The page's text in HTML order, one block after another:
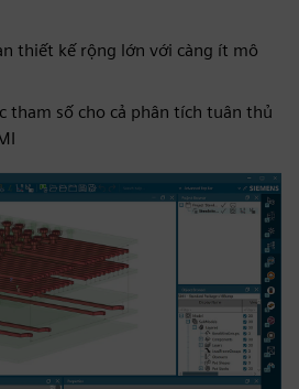
thiết kế rộng lớn với càng ít mô
tham số cho cả phân tích tuân thủ